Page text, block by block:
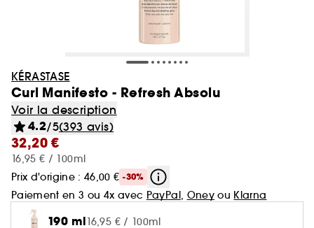
KÉRASTASE
Curl Manifesto - Refresh Absolu
Voir la description
4.2/5(393 avis)
32,20 €
16,95 € / 100ml
Prix d'origine : 46,00 € -30%
Paiement en 3 ou 4x avec PayPal, Oneyou Klarna
190 ml16,95 € / 100ml